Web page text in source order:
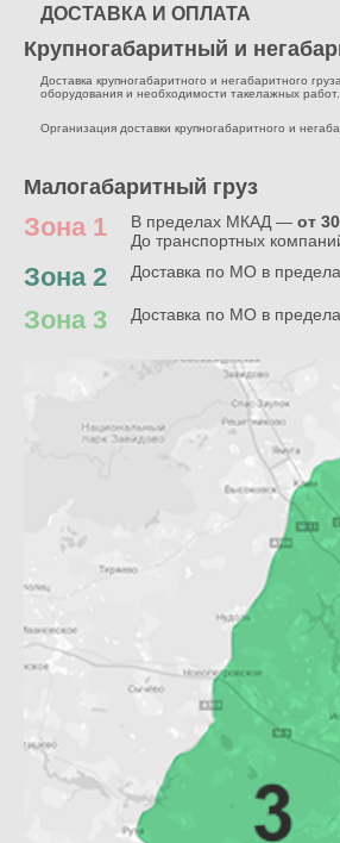
ДОСТАВКА И ОПЛАТА
Крупногабаритный и
Доставка крупногабаритного и негабаритного
оборудования и необходимости такелажных работ.
Организация доставки крупногабаритного и
Малогабаритный груз
Зона 1 В пределах МКАД — от
До транспортных
Зона 2 Доставка по МО в
Зона 3 Доставка по МО в